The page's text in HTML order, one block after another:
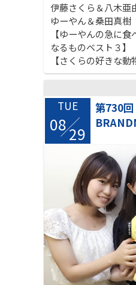
伊藤さくら＆八木亜
ゆーやん＆桑田真樹
【ゆーやんの急に
なるものベスト３】
【さくらの好きな動
TUE
0829
第730回